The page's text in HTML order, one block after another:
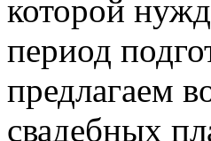
которой
период
предлагаем
свадебных